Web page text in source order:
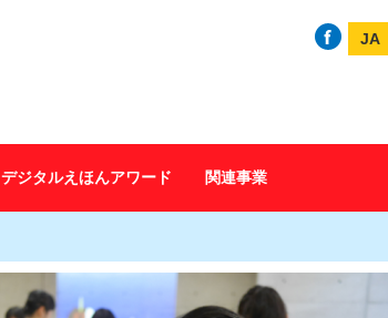
JA
デジタルえほんアワード 関連事業